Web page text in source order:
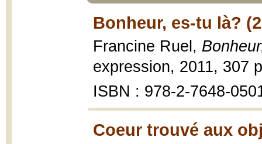
Bonheur, es-tu là?
Francine Ruel,
expression, 2011, 307
ISBN : 978-2-7648-
Coeur trouvé aux